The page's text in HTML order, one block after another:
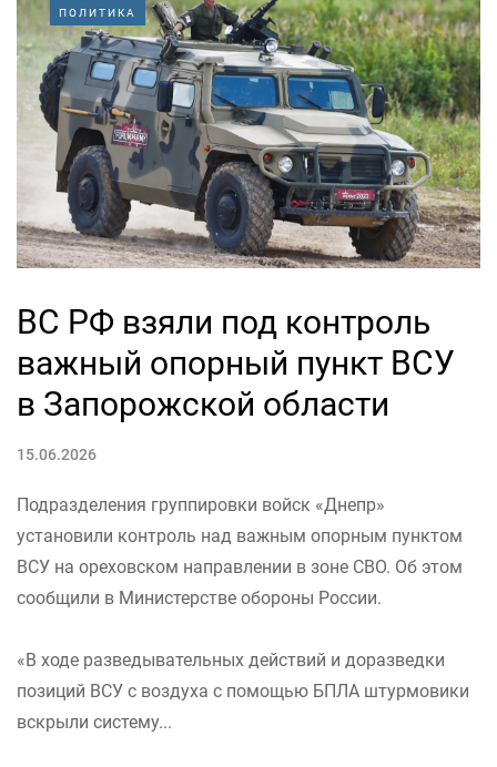
ПОЛИТИКА
ВС РФ взяли под контроль
важный опорный пункт ВСУ
в Запорожской области
15.06.2026
Подразделения группировки войск «Днепр»
установили контроль над важным опорным пунктом
ВСУ на ореховском направлении в зоне СВО. Об этом
сообщили в Министерстве обороны России.
«В ходе разведывательных действий и доразведки
позиций ВСУ с воздуха с помощью БПЛА штурмовики
вскрыли систему...